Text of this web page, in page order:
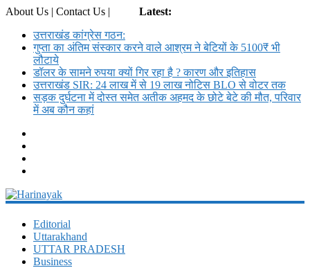
About Us | Contact Us |
Latest:
उत्तराखंड कांग्रेस गठन:
गुप्ता का अंतिम संस्कार करने वाले आश्रम ने बेटियों के 5100₹ भी
लौटाये
डॉलर के सामने रुपया क्यों गिर रहा है ? कारण और इतिहास
उत्तराखंड SIR: 24 लाख में से 19 लाख नोटिस BLO से वोटर तक
सड़क दुर्घटना में दोस्त समेत अतीक अहमद के छोटे बेटे की मौत, परिवार
में अब कौन कहां
Harinayak
Daily
News
Editorial
Uttarakhand
UTTAR PRADESH
Business